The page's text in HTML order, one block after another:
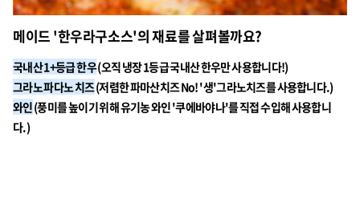
메이드 '한우라구소스'의 재료를 살펴볼까요?
국내산 1+등급 한우(오직 냉장 1등급 국내산 한우만 사용합니다!)
그라노 파다노 치즈(저렴한 파마산치즈 No! '생'그라노치즈를 사용합니다.)
와인(풍미를 높이기 위해 유기농 와인 '쿠에바야나'를 직접 수입해 사용합니
다.)